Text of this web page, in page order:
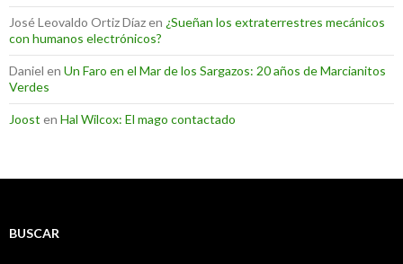
José Leovaldo Ortiz Díazen ¿Sueñan los extraterrestres mecánicos
con humanos electrónicos?
Daniel en Un Faro en el Mar de los Sargazos: 20 años de Marcianitos
Verdes
Joost en Hal Wilcox: El mago contactado
BUSCAR